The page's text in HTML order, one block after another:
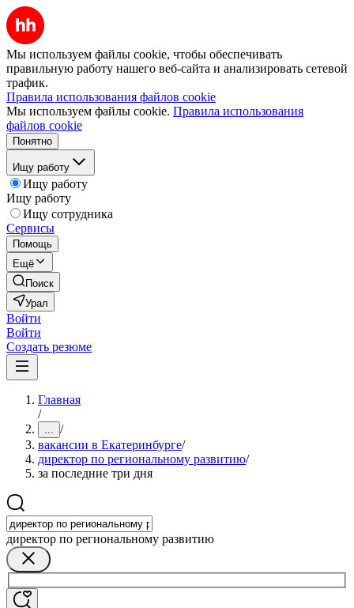
Мы используем файлы cookie, чтобы обеспечивать
правильную работу нашего веб-сайта и анализировать сетевой
трафик.
Правила использования файлов cookie
Мы используем файлы cookie. Правила использования
файлов cookie
Понятно
Ищу работу
Ищу работу
Ищу работу
Ищу сотрудника
Сервисы
Помощь
Ещё
Поиск
Урал
Войти
Войти
Создать резюме
Главная
/
... /
вакансии в Екатеринбурге/
директор по региональному развитию/
за последние три дня
директор по региональному развитию